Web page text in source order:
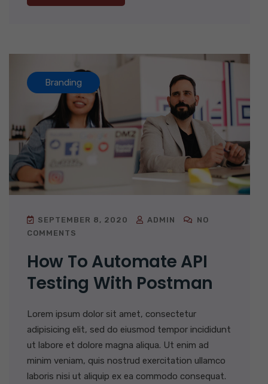
Branding
SEPTEMBER 8, 2020 ADMIN
NO
COMMENTS
How To Automate API
Testing With Postman
Lorem ipsum dolor sit amet, consectetur
adipisicing elit, sed do eiusmod tempor incididunt
ut labore et dolore magna aliqua. Ut enim ad
minim veniam, quis nostrud exercitation ullamco
laboris nisi ut aliquip ex ea commodo consequat.